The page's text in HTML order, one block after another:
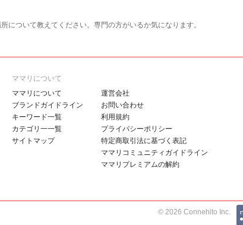
について教えてください。専門の方がいるか気になります。
ママリについて
ママリについて
ブランドガイドライン
キーワード一覧
カテゴリ一一覧
サイトマップ
運営会社
お問い合わせ
利用規約
プライバシーポリシー
特定商取引法に基づく表記
ママリコミュニティガイドライン
ママリプレミアムの解約
© 2026 Connehito Inc.